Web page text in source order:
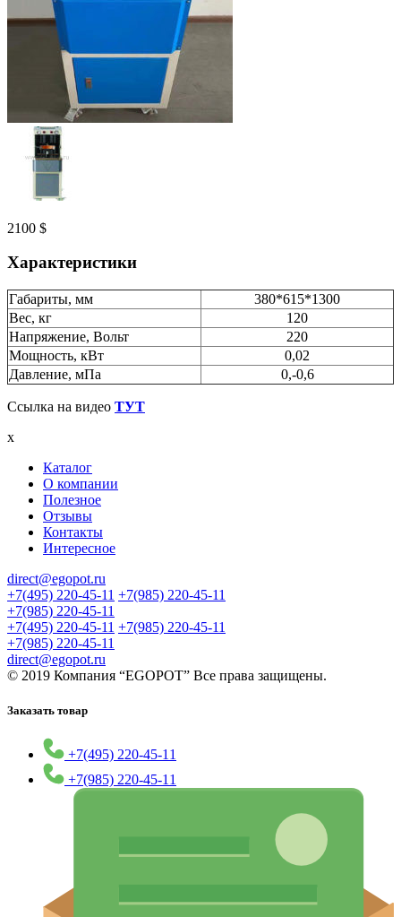
2100 $
Характеристики
Габариты, мм
380*615*1300
Вес, кг
120
Напряжение, Вольт
220
Мощность, кВт
0,02
Давление, мПа
0,-0,6
Ссылка на видео ТУТ
x
Каталог
О компании
Полезное
Отзывы
Контакты
Интересное
direct@egopot.ru
+7(495) 220-45-11 +7(985) 220-45-11
+7(985) 220-45-11
+7(495) 220-45-11 +7(985) 220-45-11
+7(985) 220-45-11
direct@egopot.ru
© 2019 Компания “EGOPOT” Все права защищены.
Заказать товар
+7(495) 220-45-11
+7(985) 220-45-11